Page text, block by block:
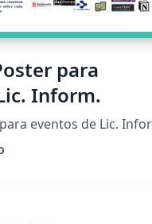
para
Inform.
eventos de Lic.